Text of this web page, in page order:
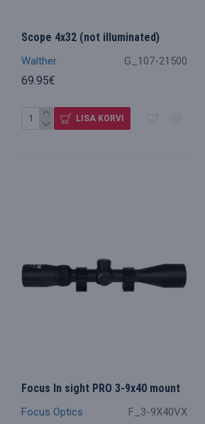
Walther G_107-21500
Scope 4x32 (not illuminated)
69.95€
LISA KORVI
Focus Optics F_3-9X40VX
Focus In sight PRO 3-9x40 mount